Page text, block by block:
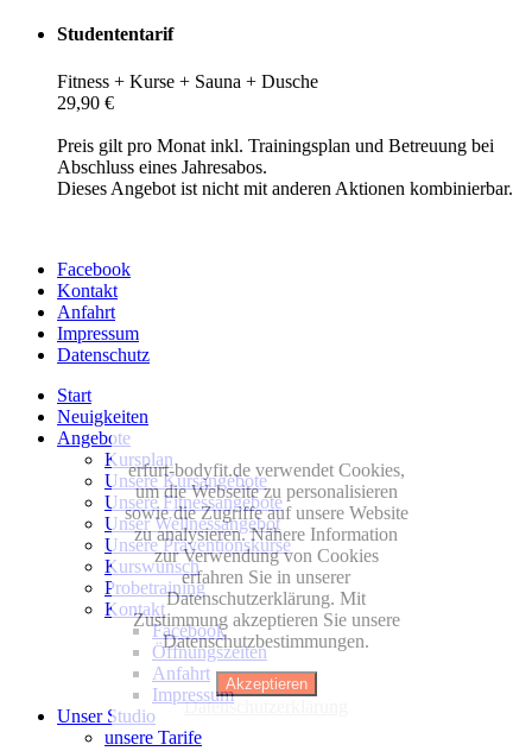
Studententarif
Fitness + Kurse + Sauna + Dusche
29,90 €
Preis gilt pro Monat inkl. Trainingsplan und Betreuung bei
Abschluss eines Jahresabos.
Dieses Angebot ist nicht mit anderen Aktionen kombinierbar.
Facebook
Kontakt
Anfahrt
Impressum
Datenschutz
Start
Neuigkeiten
Angebote
Kursplan
Unsere Kursangebote
Unsere Fitnessangebote
Unser Wellnessangebot
Unsere Präventionskurse
Kurswunsch
Probetraining
Kontakt
Facebook
Öffnungszeiten
Anfahrt
Impressum
Unser Studio
unsere Tarife
erfurt-bodyfit.de verwendet Cookies,
um die Webseite zu personalisieren
sowie die Zugriffe auf unsere Website
zu analysieren. Nähere Information
zur Verwendung von Cookies
erfahren Sie in unserer
Datenschutzerklärung. Mit
Zustimmung akzeptieren Sie unsere
Datenschutzbestimmungen.
Akzeptieren
Datenschutzerklärung